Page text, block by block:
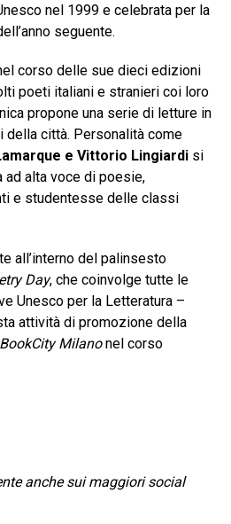
nel 1999 e celebrata per la
seguente.
corso delle sue dieci edizioni
poeti italiani e stranieri coi loro
propone una serie di letture in
della città. Personalità come
e Vittorio Lingiardisi
ad alta voce di poesie,
e studentesse delle classi
all’interno del palinsesto
Day, che coinvolge tutte le
Unesco per la Letteratura –
attività di promozione della
BookCity Milanonel corso
anche sui maggiori social